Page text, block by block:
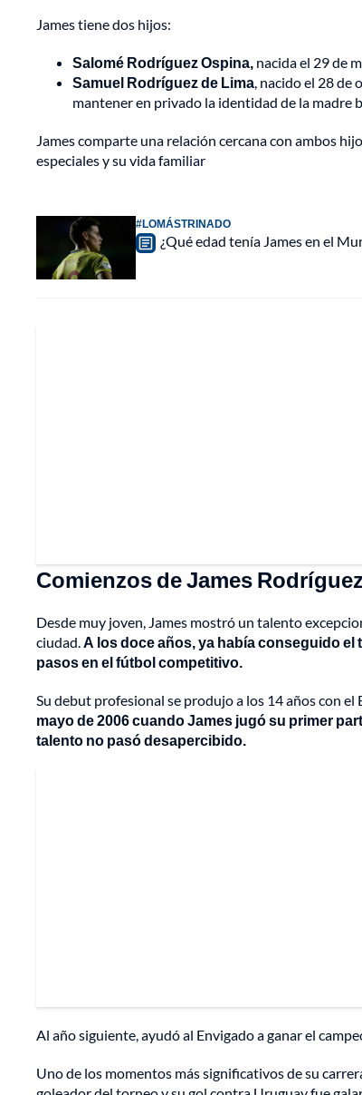
James tiene dos hijos:
Salomé Rodríguez Ospina, nacida el 29 de
Samuel Rodríguez de Lima, nacido el 28 de
mantener en privado la identidad de la madre
James comparte una relación cercana con ambos
especiales y su vida familiar
#LOMÁSTRINADO
¿Qué edad tenía James en el
Comienzos de James
Desde muy joven, James mostró un talento
ciudad.A los doce años, ya había conseguido
pasos en el fútbol competitivo.
Su debut profesional se produjo a los 14 años con
mayo de 2006 cuando James jugó su primer
talento no pasó desapercibido.
Al año siguiente, ayudó al Envigado a ganar el
Uno de los momentos más significativos de su